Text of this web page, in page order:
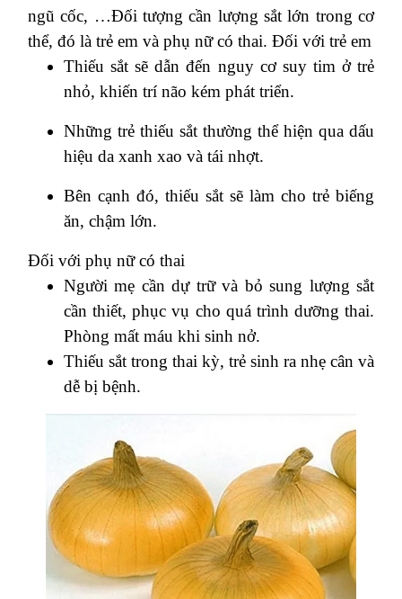
ngũ cốc, …Đối tượng cần lượng sắt lớn trong cơ
thể, đó là trẻ em và phụ nữ có thai. Đối với trẻ em
Thiếu sắt sẽ dẫn đến nguy cơ suy tim ở trẻ
nhỏ, khiến trí não kém phát triển.
Những trẻ thiếu sắt thường thể hiện qua dấu
hiệu da xanh xao và tái nhợt.
Bên cạnh đó, thiếu sắt sẽ làm cho trẻ biếng
ăn, chậm lớn.
Đối với phụ nữ có thai
Người mẹ cần dự trữ và bỏ sung lượng sắt
cần thiết, phục vụ cho quá trình dưỡng thai.
Phòng mất máu khi sinh nở.
Thiếu sắt trong thai kỳ, trẻ sinh ra nhẹ cân và
dễ bị bệnh.